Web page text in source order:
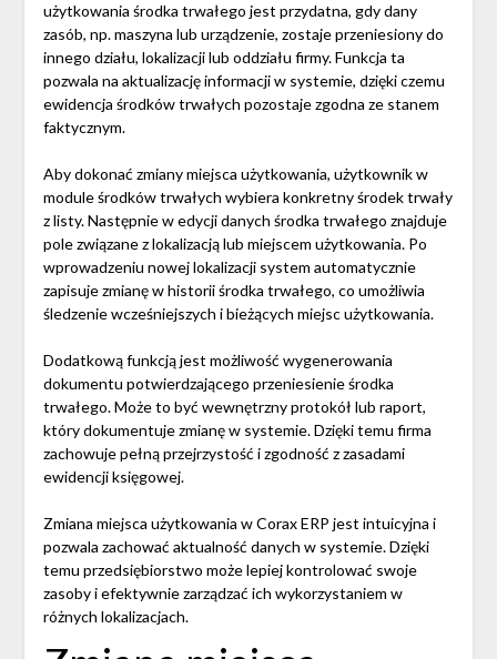
użytkowania środka trwałego jest przydatna, gdy dany
zasób, np. maszyna lub urządzenie, zostaje przeniesiony do
innego działu, lokalizacji lub oddziału firmy. Funkcja ta
pozwala na aktualizację informacji w systemie, dzięki czemu
ewidencja środków trwałych pozostaje zgodna ze stanem
faktycznym.
Aby dokonać zmiany miejsca użytkowania, użytkownik w
module środków trwałych wybiera konkretny środek trwały
z listy. Następnie w edycji danych środka trwałego znajduje
pole związane z lokalizacją lub miejscem użytkowania. Po
wprowadzeniu nowej lokalizacji system automatycznie
zapisuje zmianę w historii środka trwałego, co umożliwia
śledzenie wcześniejszych i bieżących miejsc użytkowania.
Dodatkową funkcją jest możliwość wygenerowania
dokumentu potwierdzającego przeniesienie środka
trwałego. Może to być wewnętrzny protokół lub raport,
który dokumentuje zmianę w systemie. Dzięki temu firma
zachowuje pełną przejrzystość i zgodność z zasadami
ewidencji księgowej.
Zmiana miejsca użytkowania w Corax ERP jest intuicyjna i
pozwala zachować aktualność danych w systemie. Dzięki
temu przedsiębiorstwo może lepiej kontrolować swoje
zasoby i efektywnie zarządzać ich wykorzystaniem w
różnych lokalizacjach.